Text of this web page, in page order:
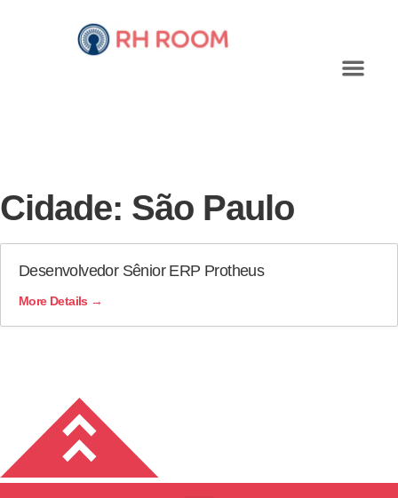
Cidade: São Paulo
Desenvolvedor Sênior ERP Protheus
More Details